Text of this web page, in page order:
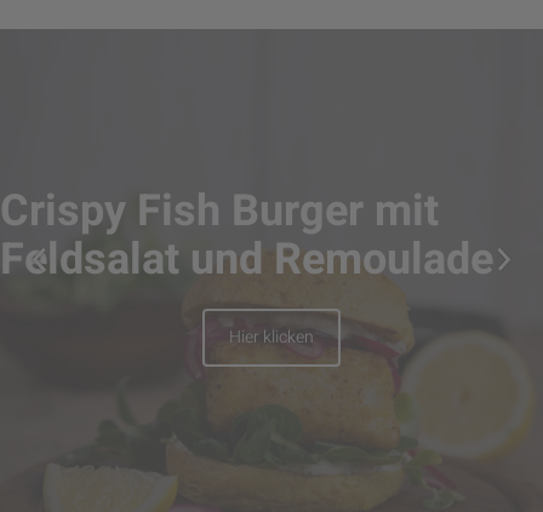
Crispy Fish Burger mit
Feldsalat und Remoulade
Hier klicken